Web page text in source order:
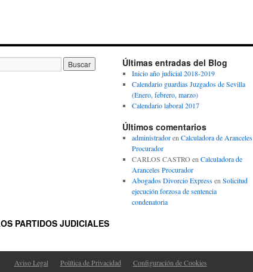
Últimas entradas del Blog
Inicio año judicial 2018-2019
Calendario guardias Juzgados de Sevilla
(Enero, febrero, marzo)
Calendario laboral 2017
Últimos comentarios
administradoren Calculadora de Aranceles
Procurador
CARLOS CASTROen Calculadora de
Aranceles Procurador
Abogados Divorcio Expressen Solicitud
ejecución forzosa de sentencia
condenatoria
PARTIDOS JUDICIALES
Aviso Legal Política de Privacidad Configuración de Cookies